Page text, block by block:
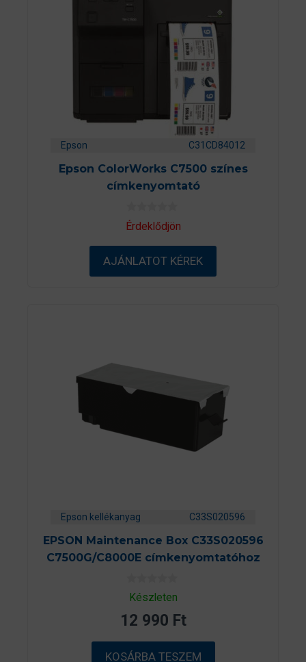
Epson C31CD84012
Epson ColorWorks C7500 színes
címkenyomtató
0
a
-
ő
Érdeklődjön
AJÁNLATOT KÉREK
Epson kellékanyag C33S020596
EPSON Maintenance Box C33S020596
C7500G/C8000E címkenyomtatóhoz
0
a
5
b
ő
l
Készleten
12 990 Ft
KOSÁRBA TESZEM